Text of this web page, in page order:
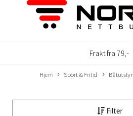
Frakt fra 79,-
Hjem Sport & Fritid Båtutstyr
Filter